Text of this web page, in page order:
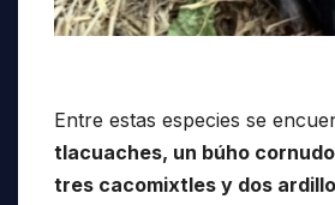
Entre estas especies se
tlacuaches, un búho
tres cacomixtles y dos